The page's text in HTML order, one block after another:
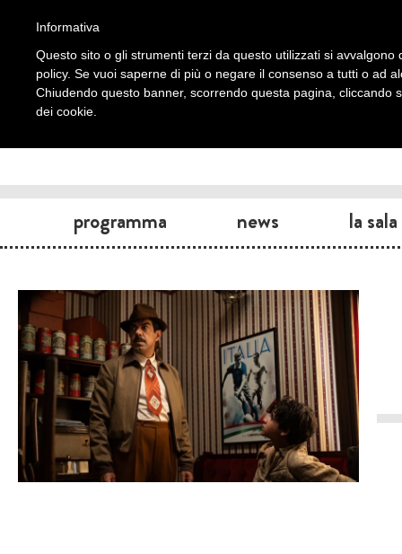
programma news la sala
Informativa
Questo sito o gli strumenti terzi da questo utilizzati si
policy. Se vuoi saperne di più o negare il consenso a tutti o ad
Chiudendo questo banner, scorrendo questa pagina, cliccando
dei cookie.